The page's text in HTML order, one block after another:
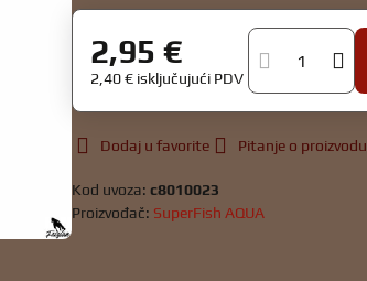
2,95 €
2,40 € isključujući PDV
Dodaj u favorite Pitanje o proizvodu
Kod uvoza:c8010023
Proizvođač: SuperFish AQUA